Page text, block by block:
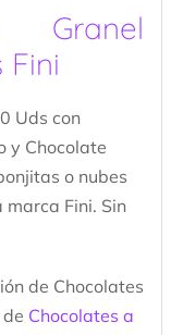
Granel
Fini
Uds con
y Chocolate
o nubes
Fini. Sin
de Chocolates
Chocolates a